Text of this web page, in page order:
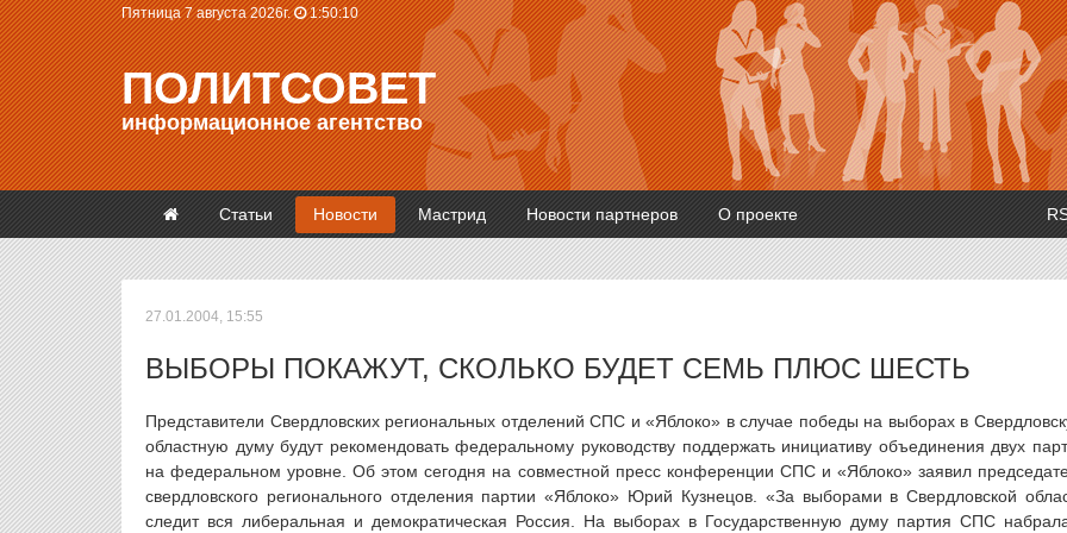
Пятница 7 августа 2026г. 1:50:10
ПОЛИТСОВЕТ
информационное агентство
Статьи Новости Мастрид Новости партнеров О проекте
27.01.2004, 15:55
ВЫБОРЫ ПОКАЖУТ, СКОЛЬКО БУДЕТ СЕМЬ ПЛЮС ШЕСТЬ
Представители Свердловских региональных отделений СПС и «Яблоко» в случае победы на выборах в
областную думу будут рекомендовать федеральному руководству поддержать инициативу объединения двух
на федеральном уровне. Об этом сегодня на совместной пресс конференции СПС и «Яблоко» заявил
свердловского регионального отделения партии «Яблоко» Юрий Кузнецов. «За выборами в Свердловской
следит вся либеральная и демократическая Россия. На выборах в Государственную думу партия СПС